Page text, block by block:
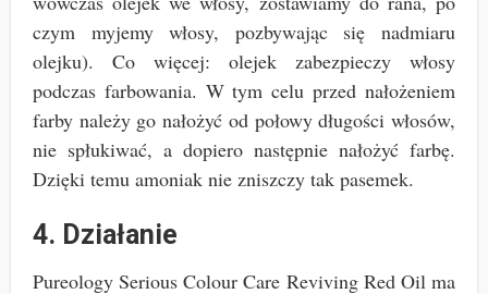
czym myjemy włosy, pozbywając się nadmiaru
olejku). Co więcej: olejek zabezpieczy włosy
podczas farbowania. W tym celu przed nałożeniem
farby należy go nałożyć od połowy długości włosów,
nie spłukiwać, a dopiero następnie nałożyć farbę.
Dzięki temu amoniak nie zniszczy tak pasemek.
4. Działanie
Pureology Serious Colour Care Reviving Red Oil ma